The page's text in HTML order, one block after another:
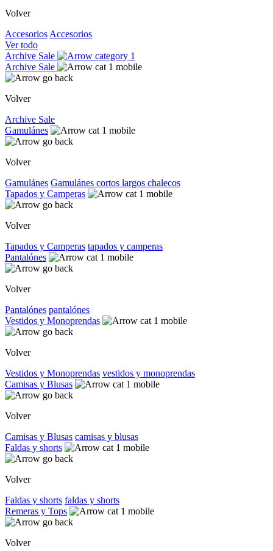
Volver
Accesorios Accesorios
Ver todo
Archive Sale
Archive Sale
Volver
Archive Sale
Gamulánes
Volver
Gamulánes Gamulánes cortos largos chalecos
Tapados y Camperas
Volver
Tapados y Camperas tapados y camperas
Pantalónes
Volver
Pantalónes pantalónes
Vestidos y Monoprendas
Volver
Vestidos y Monoprendas vestidos y monoprendas
Camisas y Blusas
Volver
Camisas y Blusas camisas y blusas
Faldas y shorts
Volver
Faldas y shorts faldas y shorts
Remeras y Tops
Volver